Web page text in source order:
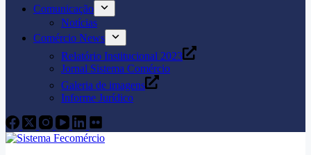
Comunicação
Notícias
Comércio News
Relatório Institucional 2023
Jornal Sistema Comércio
Galeria de imagens
Informe Jurídico